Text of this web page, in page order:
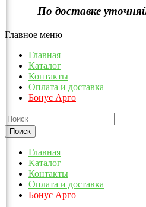
По доставке
Главное меню
Главная
Каталог
Контакты
Оплата и доставка
Бонус Арго
Главная
Каталог
Контакты
Оплата и доставка
Бонус Арго